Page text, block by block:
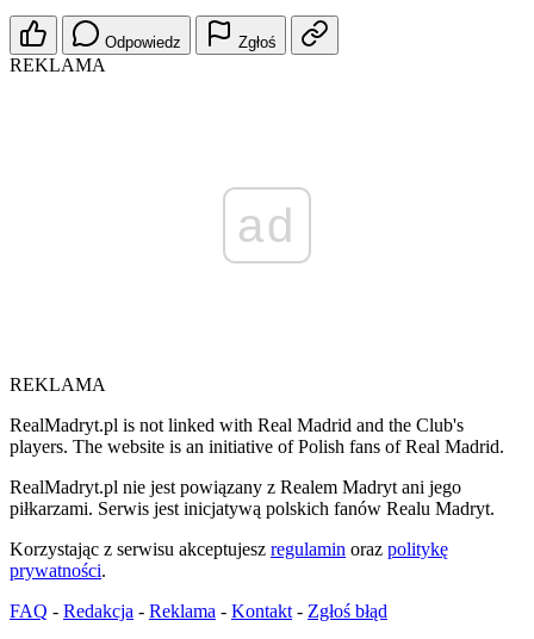
Odpowiedz Zgłoś
REKLAMA
ad
REKLAMA
RealMadryt.pl is not linked with Real Madrid and the Club's
players. The website is an initiative of Polish fans of Real Madrid.
RealMadryt.pl nie jest powiązany z Realem Madryt ani jego
piłkarzami. Serwis jest inicjatywą polskich fanów Realu Madryt.
Korzystając z serwisu akceptujesz regulamin oraz politykę
prywatności.
FAQ - Redakcja - Reklama - Kontakt - Zgłoś błąd